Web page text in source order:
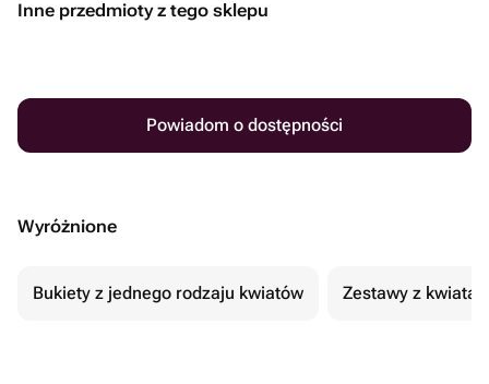
Inne przedmioty z tego sklepu
Powiadom o dostępności
Wyróżnione
Bukiety z jednego rodzaju kwiatów Zestawy z